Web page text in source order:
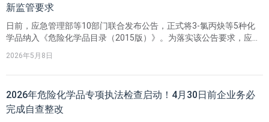
新监管要求
日前，应急管理部等10部门联合发布公告，正式将3-氯丙炔等5种化
学品纳入《危险化学品目录（2015版）》。为落实该公告要求，应急
管理部办公厅印发了《关于认真做好3-氯丙炔等5种危险化学品安全监
管工作的通知》，随文公布了危险化学品分类信息表，并明确了企业
的合规过渡期及监管要求，此举标志着针对这5种物质的严格监管正式
2026年5月8日
2026年危险化学品专项执法检查启动！4月30日前企业务必
完成自查整改